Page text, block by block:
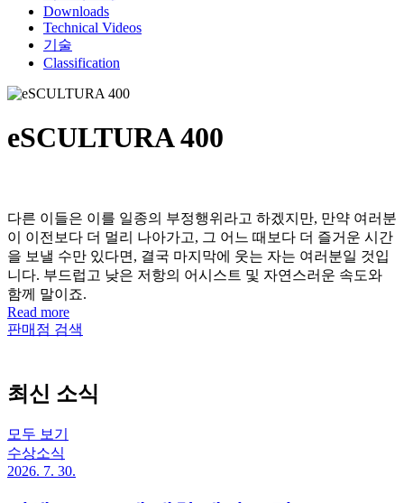
Downloads
Technical Videos
기술
Classification
eSCULTURA 400
다른 이들은 이를 일종의 부정행위라고 하겠지만, 만약 여러분
이 이전보다 더 멀리 나아가고, 그 어느 때보다 더 즐거운 시간
을 보낼 수만 있다면, 결국 마지막에 웃는 자는 여러분일 것입
니다. 부드럽고 낮은 저항의 어시스트 및 자연스러운 속도와
함께 말이죠.
Read more
판매점 검색
최신 소식
모두 보기
수상소식
2026. 7. 30.